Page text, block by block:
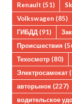
Renault (51)
Volkswagen (85)
ГИБДД (91)
Происшествия
Техосмотр (80)
Электросамокат
авторынок (227)
водительское